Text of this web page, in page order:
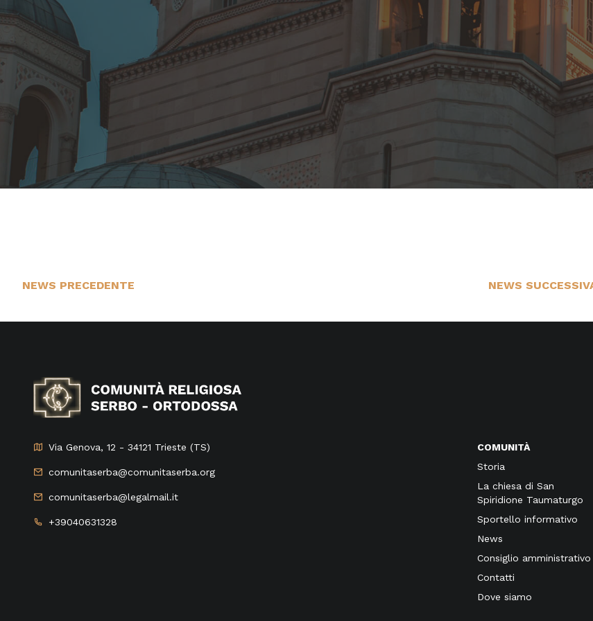
NEWS PRECEDENTE NEWS
Via Genova, 12 - 34121 Trieste (TS)
comunitaserba@comunitaserba.org
comunitaserba@legalmail.it
+39040631328
COMUNITÀ
Storia
La chiesa di San
Spiridione Taumaturgo
Sportello informativo
News
Consiglio amministrativo
Contatti
Dove siamo